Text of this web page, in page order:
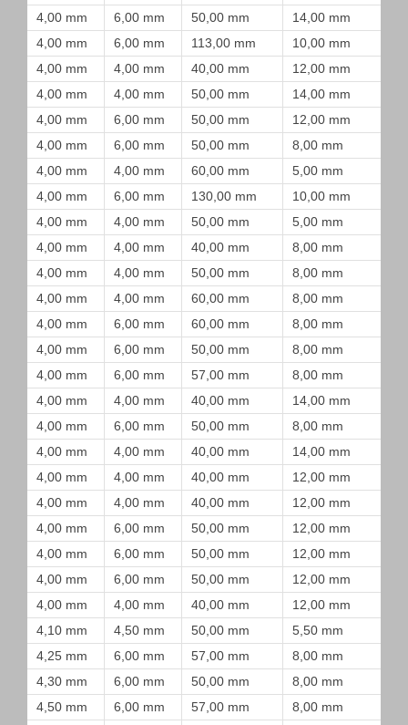
4,00 mm
6,00 mm 50,00 mm
14,00 mm
4,00 mm
6,00 mm 113,00 mm
10,00 mm
4,00 mm
4,00 mm 40,00 mm
12,00 mm
4,00 mm
4,00 mm 50,00 mm
14,00 mm
4,00 mm
6,00 mm 50,00 mm
12,00 mm
4,00 mm
6,00 mm 50,00 mm
8,00 mm
4,00 mm
4,00 mm 60,00 mm
5,00 mm
4,00 mm
6,00 mm 130,00 mm
10,00 mm
4,00 mm
4,00 mm 50,00 mm
5,00 mm
4,00 mm
4,00 mm 40,00 mm
8,00 mm
4,00 mm
4,00 mm 50,00 mm
8,00 mm
4,00 mm
4,00 mm 60,00 mm
8,00 mm
4,00 mm
6,00 mm 60,00 mm
8,00 mm
4,00 mm
6,00 mm 50,00 mm
8,00 mm
4,00 mm
6,00 mm 57,00 mm
8,00 mm
4,00 mm
4,00 mm 40,00 mm
14,00 mm
4,00 mm
6,00 mm 50,00 mm
8,00 mm
4,00 mm
4,00 mm 40,00 mm
14,00 mm
4,00 mm
4,00 mm 40,00 mm
12,00 mm
4,00 mm
4,00 mm 40,00 mm
12,00 mm
4,00 mm
6,00 mm 50,00 mm
12,00 mm
4,00 mm
6,00 mm 50,00 mm
12,00 mm
4,00 mm
6,00 mm 50,00 mm
12,00 mm
4,00 mm
4,00 mm 40,00 mm
12,00 mm
4,10 mm
4,50 mm 50,00 mm
5,50 mm
4,25 mm
6,00 mm 57,00 mm
8,00 mm
4,30 mm
6,00 mm 50,00 mm
8,00 mm
4,50 mm
6,00 mm 57,00 mm
8,00 mm